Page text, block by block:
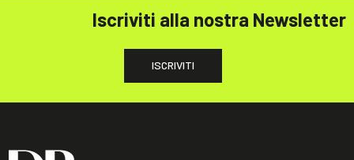
Iscriviti alla nostra Newsletter
ISCRIVITI